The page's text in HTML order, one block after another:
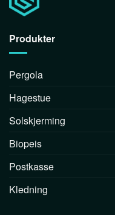
Produkter
Pergola
Hagestue
Solskjerming
Biopeis
Postkasse
Kledning